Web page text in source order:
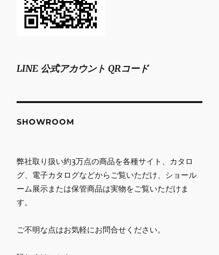
LINE 公式アカウント QRコード
SHOWROOM
弊社取り扱い約3万点の商品を各種サイト、カタロ
グ、電子カタログなどからご覧いただけ、ショール
ーム展示または保管商品は実物をご覧いただけま
す。
ご不明な点はお気軽にお問合せください。